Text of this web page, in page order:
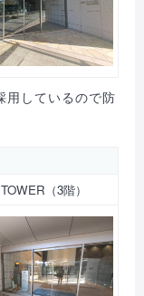
用しているので防
（3階）